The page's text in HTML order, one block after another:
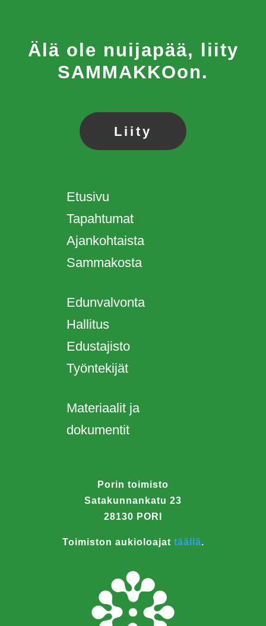
Älä ole nuijapää, liity
SAMMAKKOon.
Liity
Etusivu
Tapahtumat
Ajankohtaista
Sammakosta
Edunvalvonta
Hallitus
Edustajisto
Työntekijät
Materiaalit ja
dokumentit
Porin toimisto
Satakunnankatu 23
28130 PORI
Toimiston aukioloajat täällä.